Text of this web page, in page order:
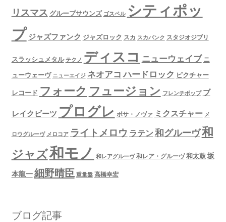
リスマス グループサウンズ ゴスペル シティポッ
プ ジャズファンク ジャズロック スカ スカパンク スタジオジブリ
スラッシュメタル テクノ ディスコ ニューウェイブ ニ
ューウェーヴ ニューエイジ ネオアコ ハードロック ピクチャー
レコード フォーク フュージョン フレンチポップ ブ
レイクビーツ プログレ ボサ・ノヴァ ミクスチャー メ
ロウグルーヴ メロコア ライトメロウ ラテン 和グルーヴ和
ジャズ和モノ 和レアグルーヴ 和レア・グルーヴ 和太鼓坂
本龍一細野晴臣 重量盤 高橋幸宏
ブログ記事